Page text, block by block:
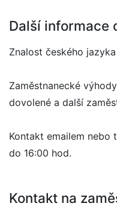
Další informace
Znalost českého
Zaměstnanecké
dovolené a další
Kontakt emailem
do 16:00 hod.
Kontakt na